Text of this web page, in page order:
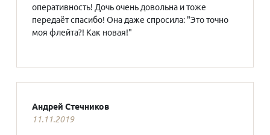
оперативность! Дочь очень довольна и тоже
передаёт спасибо! Она даже спросила: "Это точно
моя флейта?! Как новая!"
Андрей Стечников
11.11.2019